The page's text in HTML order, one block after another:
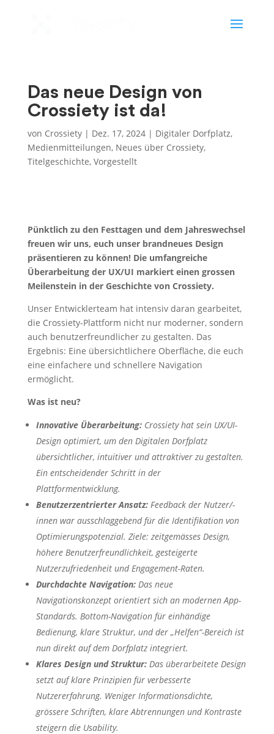
Das neue Design von
Crossiety ist da!
von Crossiety| Dez. 17, 2024| Digitaler Dorfplatz,
Medienmitteilungen, Neues über Crossiety,
Titelgeschichte, Vorgestellt
Pünktlich zu den Festtagen und dem Jahreswechsel
freuen wir uns, euch unser brandneues Design
präsentieren zu können! Die umfangreiche
Überarbeitung der UX/UI markiert einen grossen
Meilenstein in der Geschichte von Crossiety.
Unser Entwicklerteam hat intensiv daran gearbeitet,
die Crossiety-Plattform nicht nur moderner, sondern
auch benutzerfreundlicher zu gestalten. Das
Ergebnis: Eine übersichtlichere Oberfläche, die euch
eine einfachere und schnellere Navigation
ermöglicht.
Was ist neu?
Innovative Überarbeitung:Crossiety hat sein UX/UI-
Design optimiert, um den Digitalen Dorfplatz
übersichtlicher, intuitiver und attraktiver zu gestalten.
Ein entscheidender Schritt in der
Plattformentwicklung.
Benutzerzentrierter Ansatz:Feedback der Nutzer/-
innen war ausschlaggebend für die Identifikation von
Optimierungspotenzial. Ziele: zeitgemässes Design,
höhere Benutzerfreundlichkeit, gesteigerte
Nutzerzufriedenheit und Engagement-Raten.
Durchdachte Navigation:Das neue
Navigationskonzept orientiert sich an modernen App-
Standards. Bottom-Navigation für einhändige
Bedienung, klare Struktur, und der „Helfen“-Bereich ist
nun direkt auf dem Dorfplatz integriert.
Klares Design und Struktur:Das überarbeitete Design
setzt auf klare Prinzipien für verbesserte
Nutzererfahrung. Weniger Informationsdichte,
grössere Schriften, klare Abtrennungen und Kontraste
steigern die Usability.